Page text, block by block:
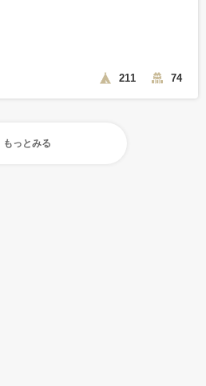
211 74
もっとみる